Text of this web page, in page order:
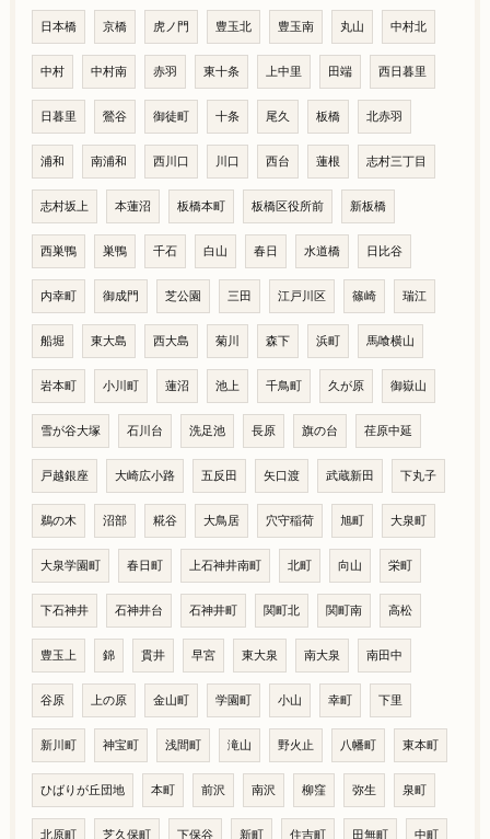
日本橋 京橋 虎ノ門 豊玉北 豊玉南 丸山 中村北
中村 中村南 赤羽 東十条 上中里 田端 西日暮里
日暮里 鶯谷 御徒町 十条 尾久 板橋 北赤羽
浦和 南浦和 西川口 川口 西台 蓮根 志村三丁目
志村坂上 本蓮沼 板橋本町 板橋区役所前 新板橋
西巣鴨 巣鴨 千石 白山 春日 水道橋 日比谷
内幸町 御成門 芝公園 三田 江戸川区 篠崎 瑞江
船堀 東大島 西大島 菊川 森下 浜町 馬喰横山
岩本町 小川町 蓮沼 池上 千鳥町 久が原 御嶽山
雪が谷大塚 石川台 洗足池 長原 旗の台 荏原中延
戸越銀座 大崎広小路 五反田 矢口渡 武蔵新田 下丸子
鵜の木 沼部 糀谷 大鳥居 穴守稲荷 旭町 大泉町
大泉学園町 春日町 上石神井南町 北町 向山 栄町
下石神井 石神井台 石神井町 関町北 関町南 高松
豊玉上 錦 貫井 早宮 東大泉 南大泉 南田中
谷原 上の原 金山町 学園町 小山 幸町 下里
新川町 神宝町 浅間町 滝山 野火止 八幡町 東本町
ひばりが丘団地 本町 前沢 南沢 柳窪 弥生 泉町
北原町 芝久保町 下保谷 新町 住吉町 田無町 中町